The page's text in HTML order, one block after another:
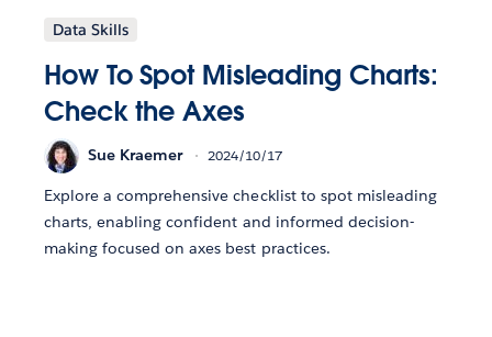
Data Skills
How To Spot Misleading Charts:
Check the Axes
Sue Kraemer 2024/10/17
Explore a comprehensive checklist to spot misleading
charts, enabling confident and informed decision-
making focused on axes best practices.